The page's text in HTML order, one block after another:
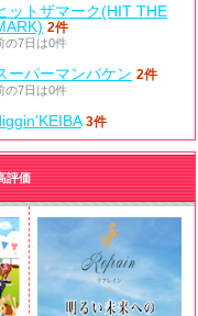
ットザマーク(HIT THE
2件
の7日は0件
ーパーマンバケン 2件
の7日は0件
3件
評価